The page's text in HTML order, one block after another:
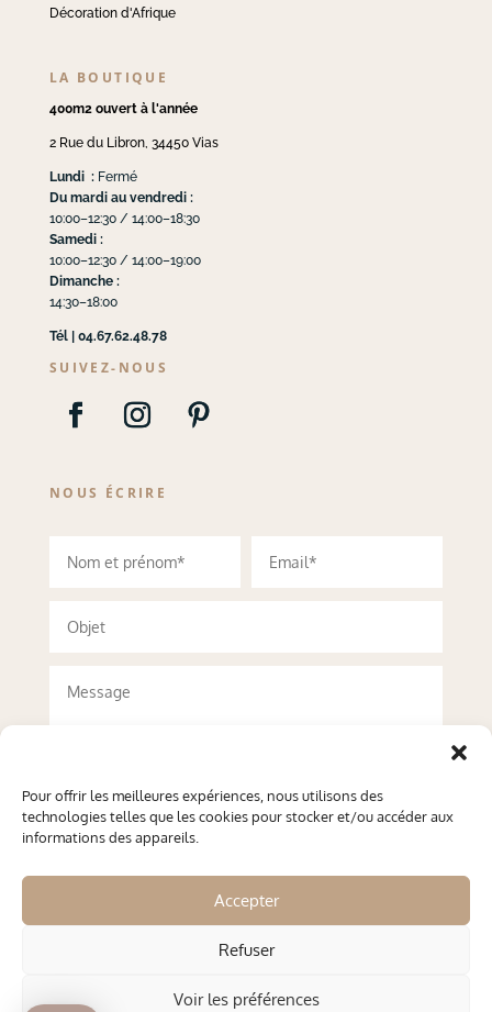
Pour offrir les meilleures expériences, nous utilisons des
technologies telles que les cookies pour stocker et/ou accéder aux
informations des appareils.
Accepter
Refuser
Voir les préférences
Décoration d'Afrique
LA BOUTIQUE
400m2 ouvert à l'année
2 Rue du Libron, 34450 Vias
Lundi :Fermé
Du mardi au vendredi :
10:00–12:30 / 14:00–18:30
Samedi :
10:00–12:30 / 14:00–19:00
Dimanche :
14:30–18:00
Tél | 04.67.62.48.78
SUIVEZ-NOUS
NOUS ÉCRIRE